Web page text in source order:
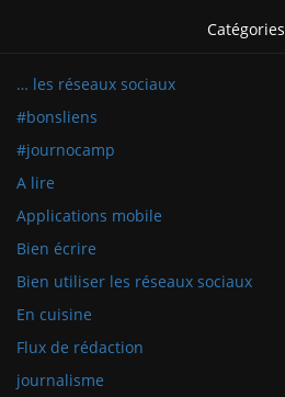
Catégories
… les réseaux sociaux
#bonsliens
#journocamp
A lire
Applications mobile
Bien écrire
Bien utiliser les réseaux sociaux
En cuisine
Flux de rédaction
journalisme